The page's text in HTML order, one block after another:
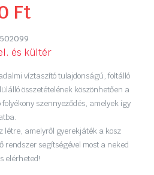
Ft
és kültér
víztaszító tulajdonságú, foltálló
összetételének köszönhetően a
szennyeződés, amelyek így
létre, amelyről gyerekjáték a kosz
rendszer segítségével most a neked
elérheted!